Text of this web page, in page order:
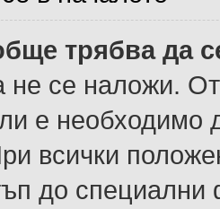
трябва да
се наложи.
е необходимо
всички
до специални